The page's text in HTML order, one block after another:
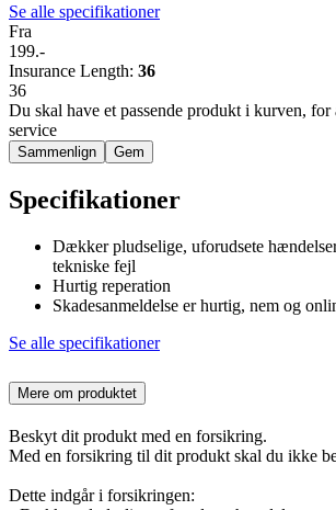
Se alle specifikationer
Fra
199.-
Insurance Length: 36
36
Du skal have et passende produkt i kurven, for
service
Sammenlign Gem
Specifikationer
Dækker pludselige, uforudsete
tekniske fejl
Hurtig reperation
Skadesanmeldelse er hurtig, nem og
Se alle specifikationer
Mere om produktet
Beskyt dit produkt med en forsikring.
Med en forsikring til dit produkt skal du ikke
Dette indgår i forsikringen: